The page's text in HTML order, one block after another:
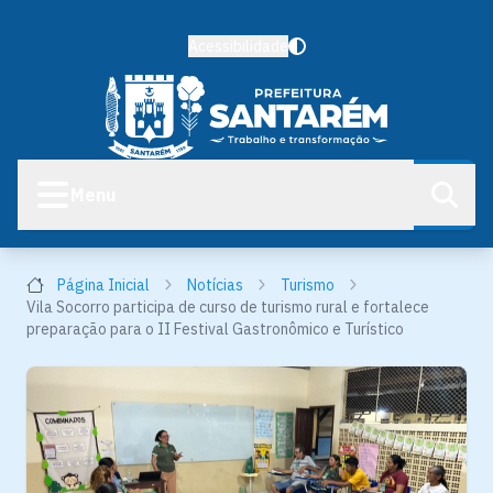
Página Inicial Notícias
Turismo
Vila Socorro participa de curso de turismo rural e fortalece
preparação para o II Festival Gastronômico e Turístico